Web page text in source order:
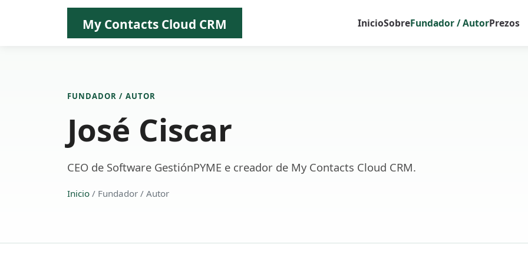
My Contacts Cloud CRM InicioSobreFundador / AutorPrezos
FUNDADOR / AUTOR
José Ciscar
CEO de Software GestiónPYME e creador de My Contacts Cloud CRM.
Inicio / Fundador / Autor